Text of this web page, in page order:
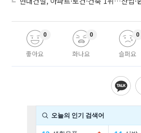
좋아요
0
화나요
0
슬퍼요
0